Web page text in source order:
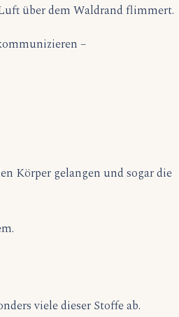
über dem Waldrand flimmert.
–
Körper gelangen und sogar die
viele dieser Stoffe ab.